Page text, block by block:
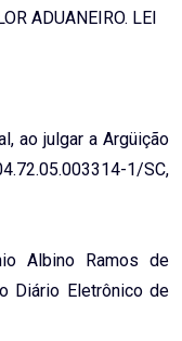
ADUANEIRO. LEI
ao julgar a Argüição
1/SC,
Albino Ramos de
Diário Eletrônico de